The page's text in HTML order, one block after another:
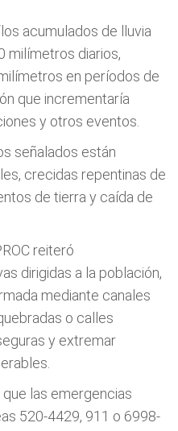
acumulados de lluvia
milímetros diarios,
en períodos de
que incrementaría
y otros eventos.
señalados están
crecidas repentinas de
de tierra y caída de
reiteró
dirigidas a la población,
mediante canales
o calles
y extremar
las emergencias
520-4429, 911 o 6998-